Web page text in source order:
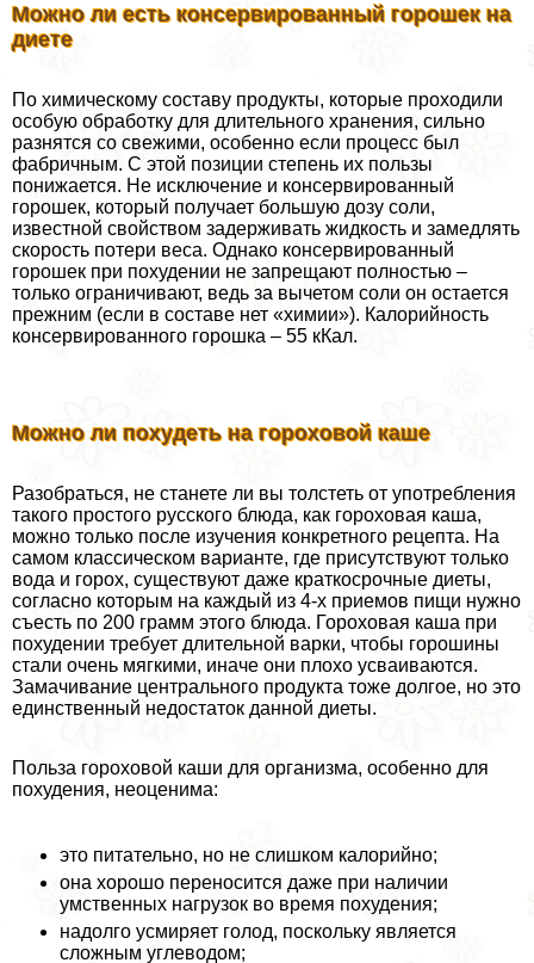
Можно ли есть консервированный горошек на
диете
По химическому составу продукты, которые проходили
особую обработку для длительного хранения, сильно
разнятся со свежими, особенно если процесс был
фабричным. С этой позиции степень их пользы
понижается. Не исключение и консервированный
горошек, который получает большую дозу соли,
известной свойством задерживать жидкость и замедлять
скорость потери веса. Однако консервированный
горошек при похудении не запрещают полностью –
только ограничивают, ведь за вычетом соли он остается
прежним (если в составе нет «химии»). Калорийность
консервированного горошка – 55 кКал.
Можно ли похудеть на гороховой каше
Разобраться, не станете ли вы толстеть от употрeбления
такого простого русского блюда, как гороховая каша,
можно только после изучения конкретного рецепта. На
самом классическом варианте, где присутствуют только
вода и горох, существуют даже краткосрочные диеты,
согласно которым на каждый из 4-х приемов пищи нужно
съесть по 200 грамм этого блюда. Гороховая каша при
похудении требует длительной варки, чтобы горошины
стали очень мягкими, иначе они плохо усваиваются.
Замачивание центрального продукта тоже долгое, но это
единственный недостаток данной диеты.
Польза гороховой каши для организма, особенно для
похудения, неоценима:
это питательно, но не слишком калорийно;
она хорошо переносится даже при наличии
умственных нагрузок во время похудения;
надолго усмиряет голод, поскольку является
сложным углеводом;